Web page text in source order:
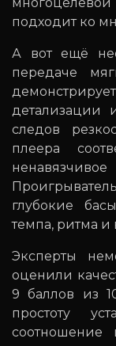
подходит ко
А вот ещё
передаче
детализации
следов
плеера
глубокие
темпа, ритма
Эксперты
оценили
9 баллов из
простоту
соотношение